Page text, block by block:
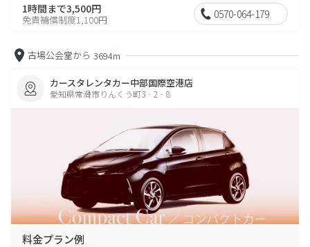
1時間まで3,500円
免責補償制度1,100円 0570-064-179
古場公会堂から 3694m
カースタレンタカー中部国際空港店
愛知県常滑市りんくう町3‐2‐8
料金プラン例